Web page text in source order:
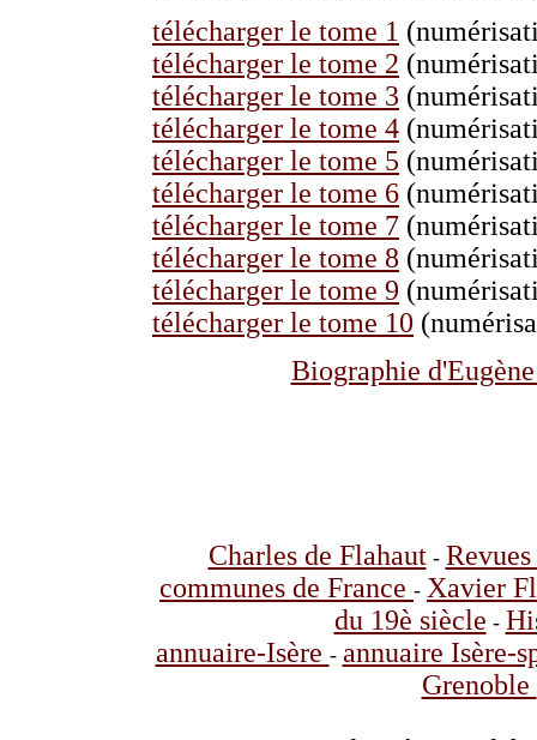
télécharger le tome 1
télécharger le tome 2
télécharger le tome 3
télécharger le tome 4
télécharger le tome 5
télécharger le tome 6
télécharger le tome 7
télécharger le tome 8
télécharger le tome 9
télécharger le tome 10
Biographie
Charles de Flahaut-
communes de France - Xavier
du 19è siècle -
annuaire-Isère - annuaire Isère-
Grenoble